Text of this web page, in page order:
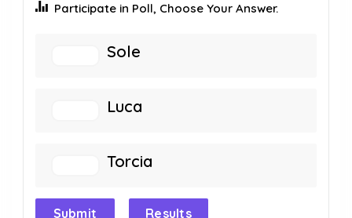
Participate in Poll, Choose Your Answer.
Sole
Luca
Torcia
Submit Results